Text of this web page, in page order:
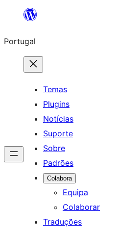
Saltar
o
conteúdo
Portugal
Temas
Plugins
Notícias
Suporte
Sobre
Padrões
Colabora
Equipa
Colaborar
Traduções